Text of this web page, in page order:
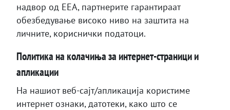
надвор од ЕЕА, партнерите гарантираат
обезбедување високо ниво на заштита на
личните, кориснички податоци.
Политика на колачиња за интернет-страници и
апликации
На нашиот веб-сајт/апликација користиме
интернет ознаки, датотеки, како што се